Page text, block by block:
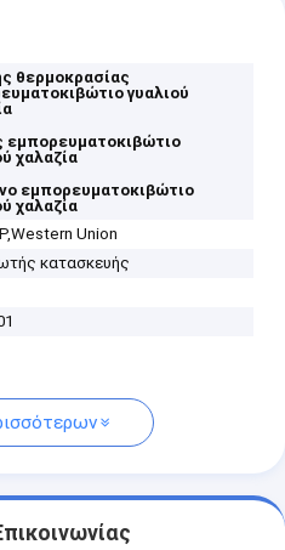
θερμοκρασίας
γυαλιού
εμπορευματοκιβώτιο
χαλαζία
εμπορευματοκιβώτιο
χαλαζία
Union
κατασκευής